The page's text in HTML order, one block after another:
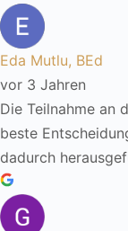
Eda Mutlu, BEd
vor 3 Jahren
Die Teilnahme an
beste
dadurch